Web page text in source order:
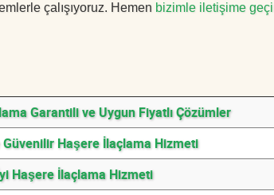
çalışıyoruz. Hemen bizimle iletişime
Garantili ve Uygun Fiyatlı Çözümler
Güvenilir Haşere İlaçlama Hizmeti
Haşere İlaçlama Hizmeti